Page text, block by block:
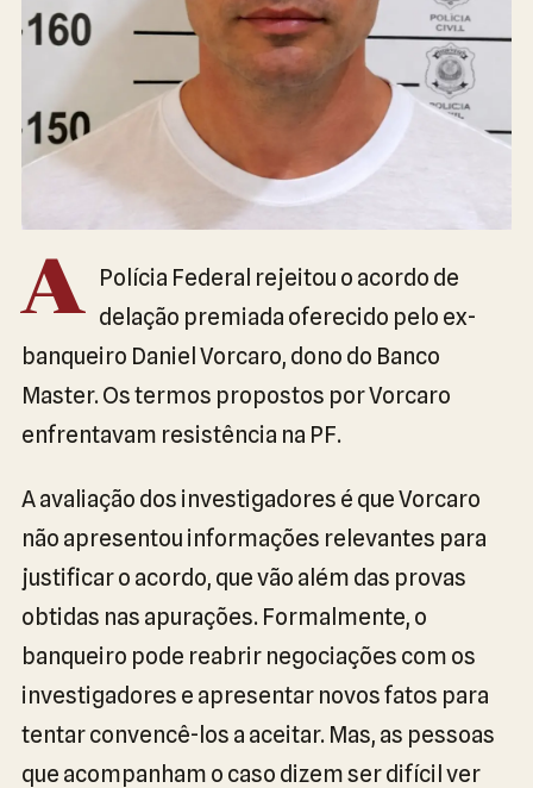
A
Polícia Federal rejeitou o acordo de
delação premiada oferecido pelo ex-
banqueiro Daniel Vorcaro, dono do Banco
Master. Os termos propostos por Vorcaro
enfrentavam resistência na PF.
A avaliação dos investigadores é que Vorcaro
não apresentou informações relevantes para
justificar o acordo, que vão além das provas
obtidas nas apurações. Formalmente, o
banqueiro pode reabrir negociações com os
investigadores e apresentar novos fatos para
tentar convencê-los a aceitar. Mas, as pessoas
que acompanham o caso dizem ser difícil ver